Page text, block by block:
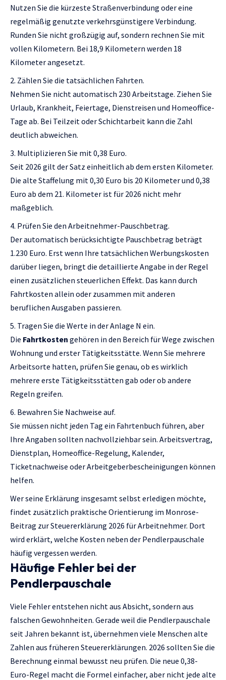
Nutzen Sie die kürzeste Straßenverbindung oder eine
regelmäßig genutzte verkehrsgünstigere Verbindung.
Runden Sie nicht großzügig auf, sondern rechnen Sie mit
vollen Kilometern. Bei 18,9 Kilometern werden 18
Kilometer angesetzt.
Zählen Sie die tatsächlichen Fahrten.
Nehmen Sie nicht automatisch 230 Arbeitstage. Ziehen Sie
Urlaub, Krankheit, Feiertage, Dienstreisen und Homeoffice-
Tage ab. Bei Teilzeit oder Schichtarbeit kann die Zahl
deutlich abweichen.
Multiplizieren Sie mit 0,38 Euro.
Seit 2026 gilt der Satz einheitlich ab dem ersten Kilometer.
Die alte Staffelung mit 0,30 Euro bis 20 Kilometer und 0,38
Euro ab dem 21. Kilometer ist für 2026 nicht mehr
maßgeblich.
Prüfen Sie den Arbeitnehmer-Pauschbetrag.
Der automatisch berücksichtigte Pauschbetrag beträgt
1.230 Euro. Erst wenn Ihre tatsächlichen Werbungskosten
darüber liegen, bringt die detaillierte Angabe in der Regel
einen zusätzlichen steuerlichen Effekt. Das kann durch
Fahrtkosten allein oder zusammen mit anderen
beruflichen Ausgaben passieren.
Tragen Sie die Werte in der Anlage N ein.
Die Fahrtkosten gehören in den Bereich für Wege zwischen
Wohnung und erster Tätigkeitsstätte. Wenn Sie mehrere
Arbeitsorte hatten, prüfen Sie genau, ob es wirklich
mehrere erste Tätigkeitsstätten gab oder ob andere
Regeln greifen.
Bewahren Sie Nachweise auf.
Sie müssen nicht jeden Tag ein Fahrtenbuch führen, aber
Ihre Angaben sollten nachvollziehbar sein. Arbeitsvertrag,
Dienstplan, Homeoffice-Regelung, Kalender,
Ticketnachweise oder Arbeitgeberbescheinigungen können
helfen.
Wer seine Erklärung insgesamt selbst erledigen möchte,
findet zusätzlich praktische Orientierung im Monrose-
Beitrag zurSteuererklärung 2026 für Arbeitnehmer. Dort
wird erklärt, welche Kosten neben der Pendlerpauschale
häufig vergessen werden.
Häufige Fehler bei der
Pendlerpauschale
Viele Fehler entstehen nicht aus Absicht, sondern aus
falschen Gewohnheiten. Gerade weil die Pendlerpauschale
seit Jahren bekannt ist, übernehmen viele Menschen alte
Zahlen aus früheren Steuererklärungen. 2026 sollten Sie die
Berechnung einmal bewusst neu prüfen. Die neue 0,38-
Euro-Regel macht die Formel einfacher, aber nicht jede alte